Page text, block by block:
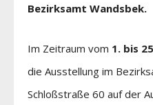
Bezirksamt Wandsbek.
Im Zeitraum vom 1. bis
die Ausstellung im
Schloßstraße 60 auf der